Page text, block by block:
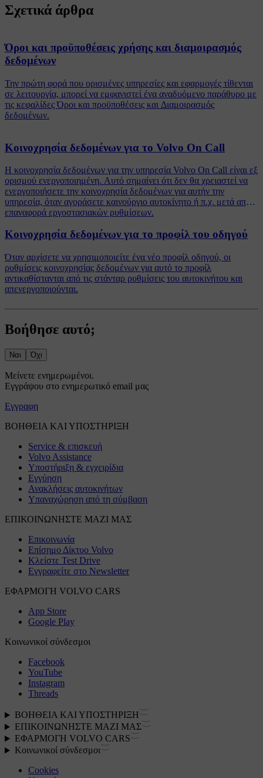
Σχετικά άρθρα
Όροι και προϋποθέσεις χρήσης και διαμοιρασμός
δεδομένων
Την πρώτη φορά που ορισμένες υπηρεσίες και εφαρμογές τίθενται
σε λειτουργία, μπορεί να εμφανιστεί ένα αναδυόμενο παράθυρο με
τις κεφαλίδες Όροι και προϋποθέσεις και Διαμοιρασμός
δεδομένων.
Κοινοχρησία δεδομένων για το Volvo On Call
Η κοινοχρησία δεδομένων για την υπηρεσία Volvo On Call είναι εξ
ορισμού ενεργοποιημένη. Αυτό σημαίνει ότι δεν θα χρειαστεί να
ενεργοποιήσετε την κοινοχρησία δεδομένων για αυτήν την
υπηρεσία, όταν αγοράσετε καινούργιο αυτοκίνητο ή π.χ. μετά από
επαναφορά εργοστασιακών ρυθμίσεων.
Κοινοχρησία δεδομένων για το προφίλ του οδηγού
Όταν αρχίσετε να χρησιμοποιείτε ένα νέο προφίλ οδηγού, οι
ρυθμίσεις κοινοχρησίας δεδομένων για αυτό το προφίλ
αντικαθίστανται από τις στάνταρ ρυθμίσεις του αυτοκινήτου και
απενεργοποιούνται.
Βοήθησε αυτό;
Ναι Όχι